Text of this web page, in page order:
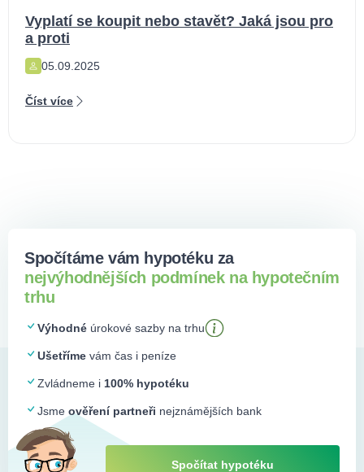
Vyplatí se koupit nebo stavět? Jaká jsou pro
a proti
05.09.2025
Číst více
Spočítáme vám hypotéku za
nejvýhodnějších podmínek na hypotečním
trhu
Výhodné úrokové sazby na trhu
Ušetříme vám čas i peníze
Zvládneme i 100% hypotéku
Jsme ověření partneři nejznámějších bank
Spočítat hypotéku